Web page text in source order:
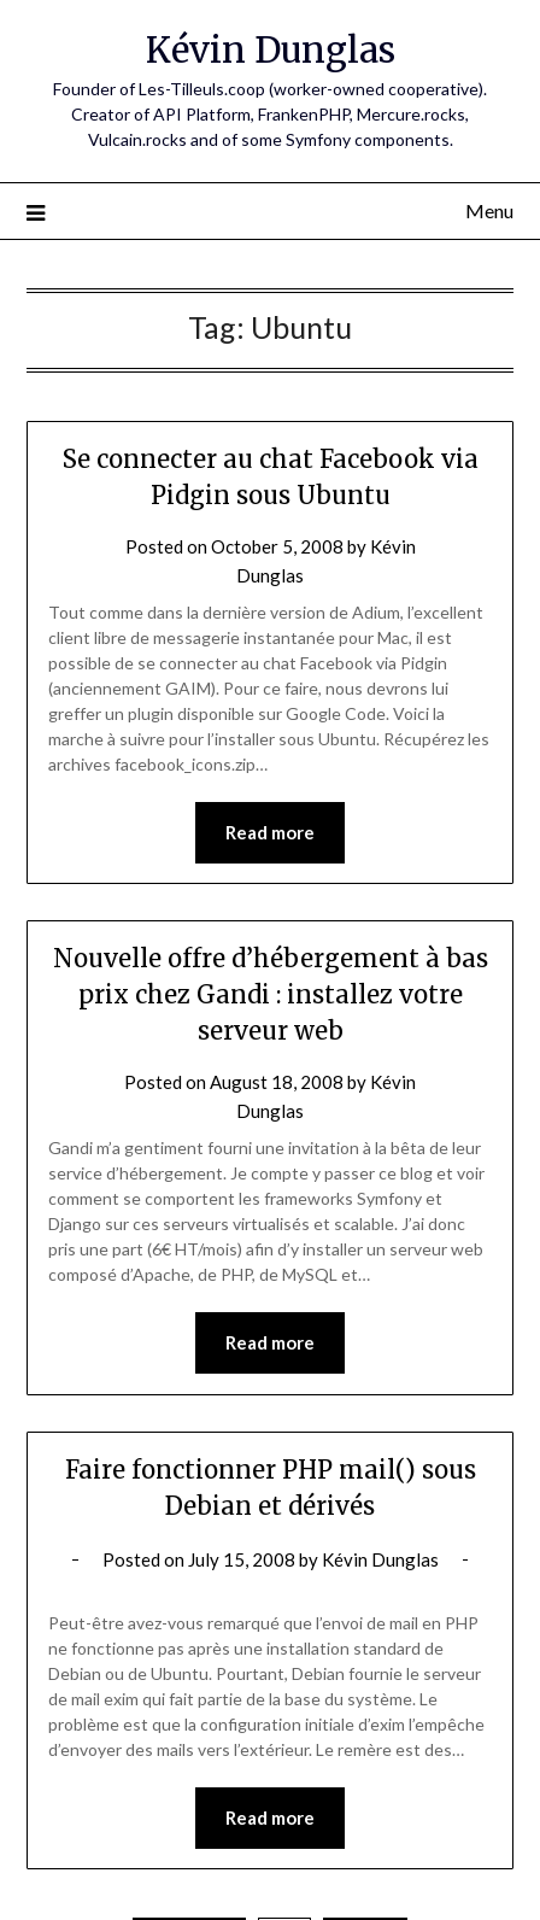
Kévin Dunglas
Founder of Les-Tilleuls.coop (worker-owned cooperative).
Creator of API Platform, FrankenPHP, Mercure.rocks,
Vulcain.rocks and of some Symfony components.
Menu
Tag: Ubuntu
Se connecter au chat Facebook via
Pidgin sous Ubuntu
Posted onOctober 5, 2008 by Kévin
Dunglas
Tout comme dans la dernière version de Adium, l’excellent
client libre de messagerie instantanée pour Mac, il est
possible de se connecter au chat Facebook via Pidgin
(anciennement GAIM). Pour ce faire, nous devrons lui
greffer un plugin disponible sur Google Code. Voici la
marche à suivre pour l’installer sous Ubuntu. Récupérez les
archives facebook_icons.zip…
Read more
Nouvelle offre d’hébergement à bas
prix chez Gandi : installez votre
serveur web
Posted onAugust 18, 2008 by Kévin
Dunglas
Gandi m’a gentiment fourni une invitation à la bêta de leur
service d’hébergement. Je compte y passer ce blog et voir
comment se comportent les frameworks Symfony et
Django sur ces serveurs virtualisés et scalable. J’ai donc
pris une part (6€ HT/mois) afin d’y installer un serveur web
composé d’Apache, de PHP, de MySQL et…
Read more
Faire fonctionner PHP mail() sous
Debian et dérivés
Posted on July 15, 2008 by Kévin Dunglas
Peut-être avez-vous remarqué que l’envoi de mail en PHP
ne fonctionne pas après une installation standard de
Debian ou de Ubuntu. Pourtant, Debian fournie le serveur
de mail exim qui fait partie de la base du système. Le
problème est que la configuration initiale d’exim l’empêche
d’envoyer des mails vers l’extérieur. Le remère est des…
Read more